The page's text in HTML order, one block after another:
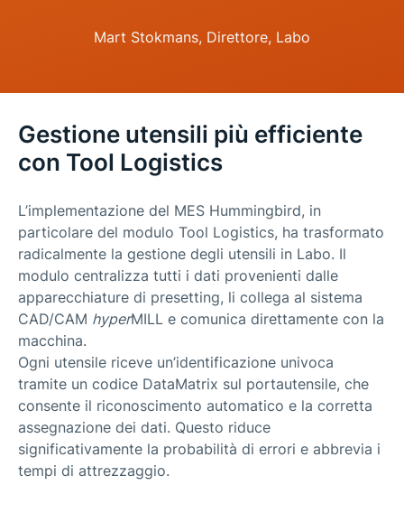
Mart Stokmans, Direttore, Labo
Gestione utensili più efficiente
con Tool Logistics
L’implementazione del MES Hummingbird, in
particolare del modulo Tool Logistics, ha trasformato
radicalmente la gestione degli utensili in Labo. Il
modulo centralizza tutti i dati provenienti dalle
apparecchiature di presetting, li collega al sistema
CAD/CAM hyperMILL e comunica direttamente con la
macchina.
Ogni utensile riceve un’identificazione univoca
tramite un codice DataMatrix sul portautensile, che
consente il riconoscimento automatico e la corretta
assegnazione dei dati. Questo riduce
significativamente la probabilità di errori e abbrevia i
tempi di attrezzaggio.